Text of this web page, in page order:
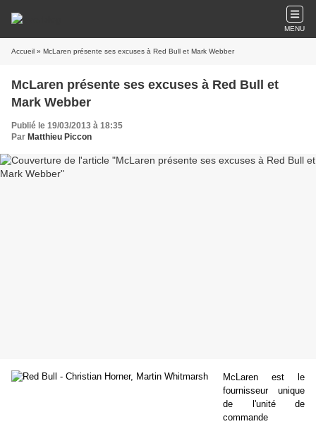
MENU
Accueil » McLaren présente ses excuses à Red Bull et Mark Webber
McLaren présente ses excuses à Red Bull et
Mark Webber
Publié le 19/03/2013 à 18:35
Par Matthieu Piccon
McLaren est le
fournisseur unique
de l'unité de
commande